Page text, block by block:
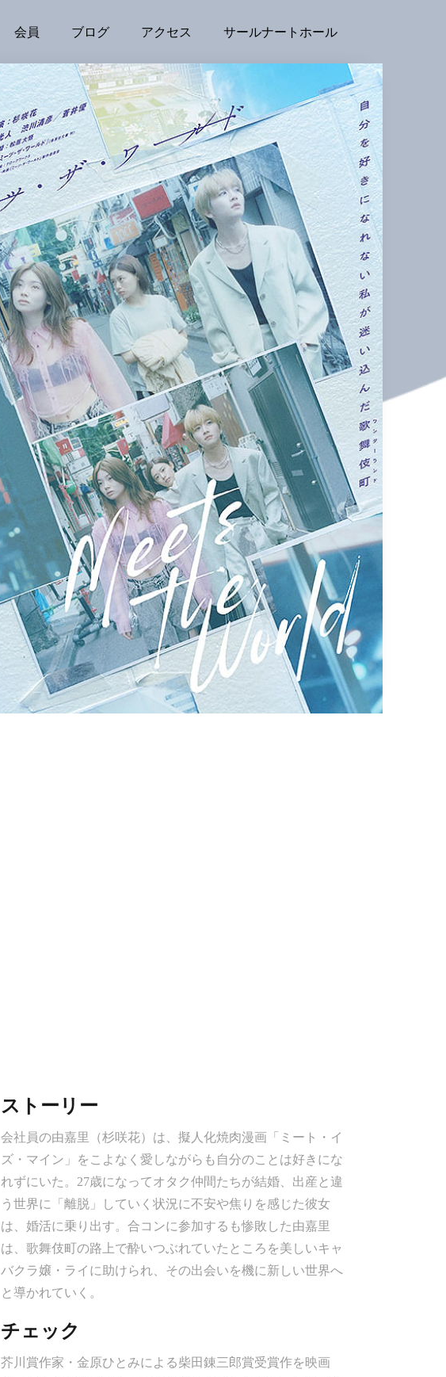
会員 ブログ アクセス サールナートホール
ストーリー
会社員の由嘉里（杉咲花）は、擬人化焼肉漫画「ミート・イ
ズ・マイン」をこよなく愛しながらも自分のことは好きにな
れずにいた。27歳になってオタク仲間たちが結婚、出産と違
う世界に「離脱」していく状況に不安や焦りを感じた彼女
は、婚活に乗り出す。合コンに参加するも惨敗した由嘉里
は、歌舞伎町の路上で酔いつぶれていたところを美しいキャ
バクラ嬢・ライに助けられ、その出会いを機に新しい世界へ
と導かれていく。
チェック
芥川賞作家・金原ひとみによる柴田錬三郎賞受賞作を映画